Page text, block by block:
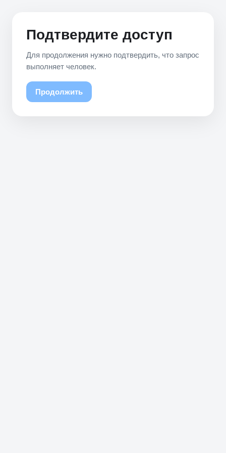
Подтвердите доступ
Для продолжения нужно подтвердить, что запрос
выполняет человек.
Продолжить